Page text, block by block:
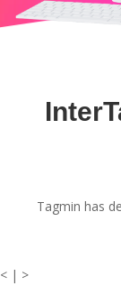
Tagmin has
< | >